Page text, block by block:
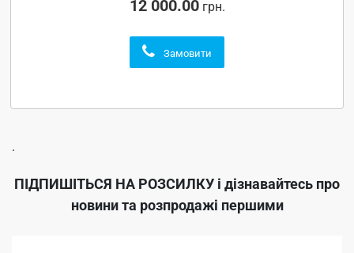
12 000.00грн.
Замовити
.
ПІДПИШІТЬСЯ НА РОЗСИЛКУ і дізнавайтесь про
новини та розпродажі першими